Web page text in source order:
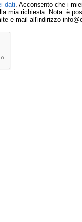
dati. Acconsento che i
mia richiesta. Nota: è
e-mail all'indirizzo